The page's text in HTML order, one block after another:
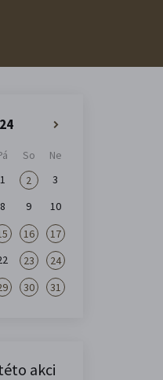
So
Ne
1
2
3
8 9
10
16
17
23
24
30 31
akci